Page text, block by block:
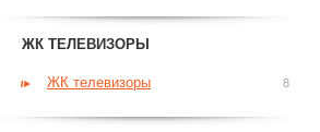
ЖК ТЕЛЕВИЗОРЫ
ЖК телевизоры 8